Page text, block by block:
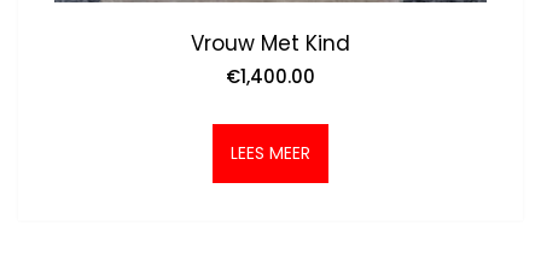
Vrouw Met Kind
€1,400.00
LEES MEER